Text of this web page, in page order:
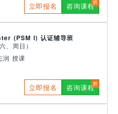
立即报名 咨询课程
(PSM I) 认证辅导班
、周日）
润 授课
立即报名 咨询课程